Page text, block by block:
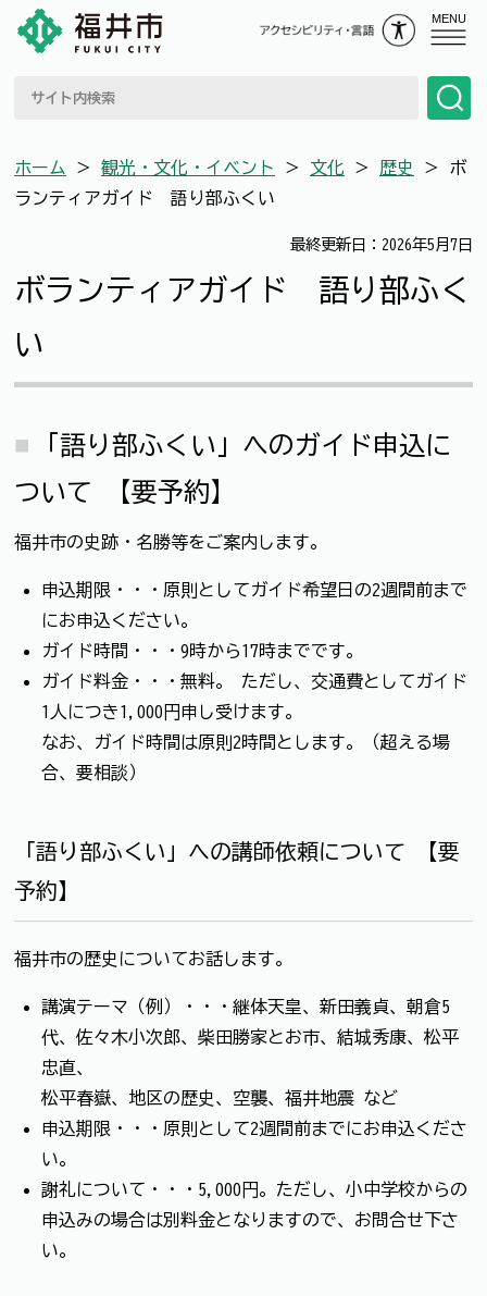
MENU
ホーム ＞ 観光・文化・イベント ＞ 文化 ＞ 歴史 ＞
ボ
ランティアガイド 語り部ふくい
最終更新日：2026年5月7日
ボランティアガイド 語り部ふく
い
「語り部ふくい」へのガイド申込に
ついて 【要予約】
福井市の史跡・名勝等をご案内します。
申込期限・・・原則としてガイド希望日の2週間前まで
にお申込ください。
ガイド時間・・・9時から17時までです。
ガイド料金・・・無料。 ただし、交通費としてガイド
1人につき1,000円申し受けます。
なお、ガイド時間は原則2時間とします。（超える場
合、要相談）
「語り部ふくい」への講師依頼について 【要
予約】
福井市の歴史についてお話します。
講演テーマ（例）・・・継体天皇、新田義貞、朝倉5
代、佐々木小次郎、柴田勝家とお市、結城秀康、松平
忠直、
松平春嶽、地区の歴史、空襲、福井地震 など
申込期限・・・原則として2週間前までにお申込くださ
い。
謝礼について・・・5,000円。ただし、小中学校からの
申込みの場合は別料金となりますので、お問合せ下さ
い。